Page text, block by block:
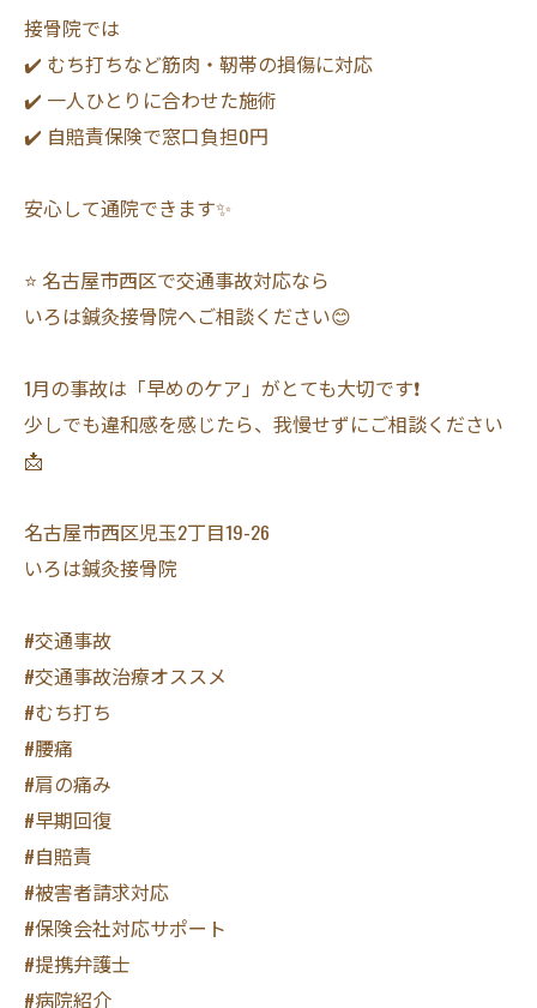
接骨院では
✔️ むち打ちなど筋肉・靭帯の損傷に対応
✔️ 一人ひとりに合わせた施術
✔️ 自賠責保険で窓口負担0円
安心して通院できます✨
⭐ 名古屋市西区で交通事故対応なら
いろは鍼灸接骨院へご相談ください😊
1月の事故は「早めのケア」がとても大切です❗
少しでも違和感を感じたら、我慢せずにご相談ください
📩
名古屋市西区児玉2丁目19-26
いろは鍼灸接骨院
#交通事故
#交通事故治療オススメ
#むち打ち
#腰痛
#肩の痛み
#早期回復
#自賠責
#被害者請求対応
#保険会社対応サポート
#提携弁護士
#病院紹介